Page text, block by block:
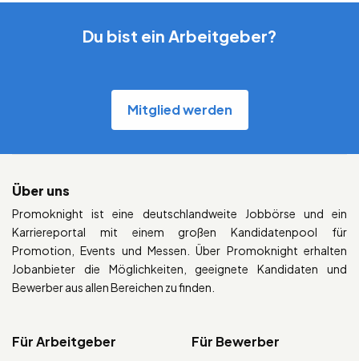
Du bist ein Arbeitgeber?
Mitglied werden
Über uns
Promoknight ist eine deutschlandweite Jobbörse und ein
Karriereportal mit einem großen Kandidatenpool für
Promotion, Events und Messen. Über Promoknight erhalten
Jobanbieter die Möglichkeiten, geeignete Kandidaten und
Bewerber aus allen Bereichen zu finden.
Für Arbeitgeber Für Bewerber